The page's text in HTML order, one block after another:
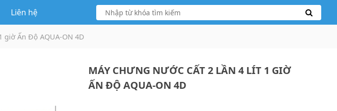
Liên hệ
Ấn Độ AQUA-ON 4D
MÁY CHƯNG NƯỚC CẤT 2 LẦN 4 LÍT 1 GIỜ
ẤN ĐỘ AQUA-ON 4D